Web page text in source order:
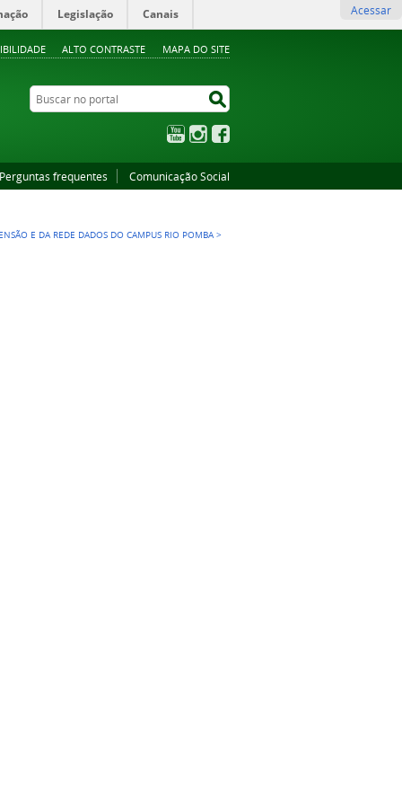
ALTO CONTRASTE MAPA DO SITE
Legislação Canais Acessar
Buscar no portal
YouTubeInstagram
Perguntas frequentes Comunicação Social
E DA REDE DADOS DO CAMPUS RIO POMBA >